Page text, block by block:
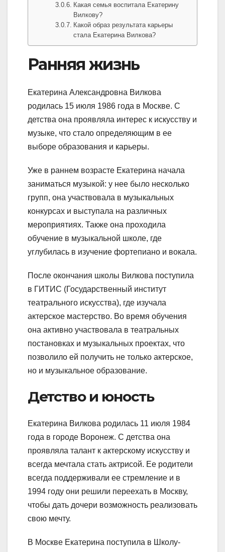
Какая семья воспитала Екатерину
Вилкову?
Какой образ результата карьеры
стала Екатерина Вилкова?
Ранняя жизнь
Екатерина Александровна Вилкова
родилась 15 июля 1986 года в Москве. С
детства она проявляла интерес к искусству и
музыке, что стало определяющим в ее
выборе образования и карьеры.
Уже в раннем возрасте Екатерина начала
заниматься музыкой: у нее было несколько
групп, она участвовала в музыкальных
конкурсах и выступала на различных
мероприятиях. Также она проходила
обучение в музыкальной школе, где
углубилась в изучение фортепиано и вокала.
После окончания школы Вилкова поступила
в ГИТИС (Государственный институт
театрального искусства), где изучала
актерское мастерство. Во время обучения
она активно участвовала в театральных
постановках и музыкальных проектах, что
позволило ей получить не только актерское,
но и музыкальное образование.
Детство и юность
Екатерина Вилкова родилась 11 июля 1984
года в городе Воронеж. С детства она
проявляла талант к актерскому искусству и
всегда мечтала стать актрисой. Ее родители
всегда поддерживали ее стремление и в
1994 году они решили переехать в Москву,
чтобы дать дочери возможность реализовать
свою мечту.
В Москве Екатерина поступила в Школу-